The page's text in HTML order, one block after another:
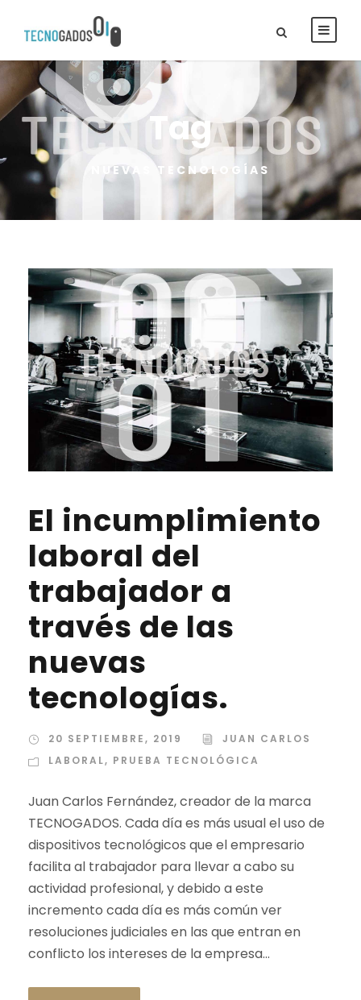
Tag
NUEVAS TECNOLOGÍAS
El incumplimiento
laboral del
trabajador a
través de las
nuevas
tecnologías.
20 SEPTIEMBRE, 2019
JUAN CARLOS
LABORAL, PRUEBA TECNOLÓGICA
Juan Carlos Fernández, creador de la marca
TECNOGADOS. Cada día es más usual el uso de
dispositivos tecnológicos que el empresario
facilita al trabajador para llevar a cabo su
actividad profesional, y debido a este
incremento cada día es más común ver
resoluciones judiciales en las que entran en
conflicto los intereses de la empresa...